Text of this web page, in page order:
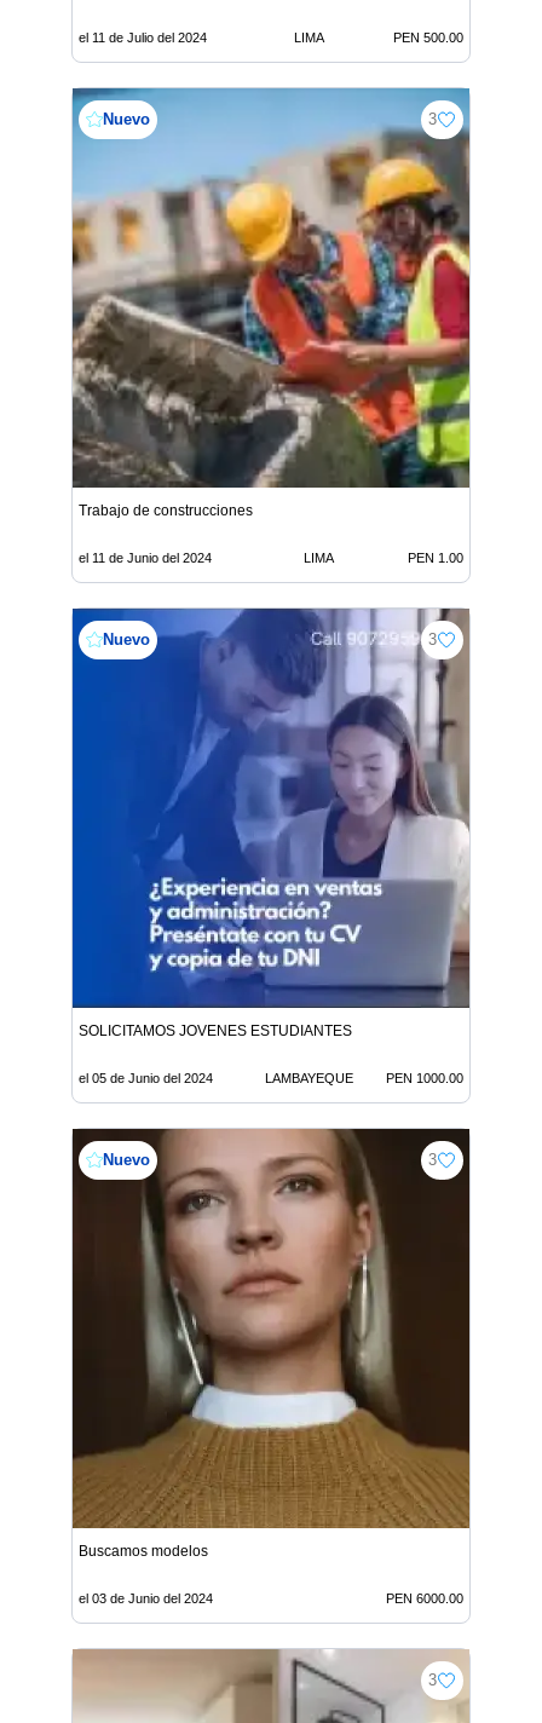
el 11 de Julio del 2024 LIMA PEN 500.00
Nuevo 3
Trabajo de construcciones
el 11 de Junio del 2024 LIMA PEN 1.00
Nuevo 3
SOLICITAMOS JOVENES ESTUDIANTES
el 05 de Junio del 2024 LAMBAYEQUE PEN 1000.00
Nuevo 3
Buscamos modelos
el 03 de Junio del 2024 PEN 6000.00
3